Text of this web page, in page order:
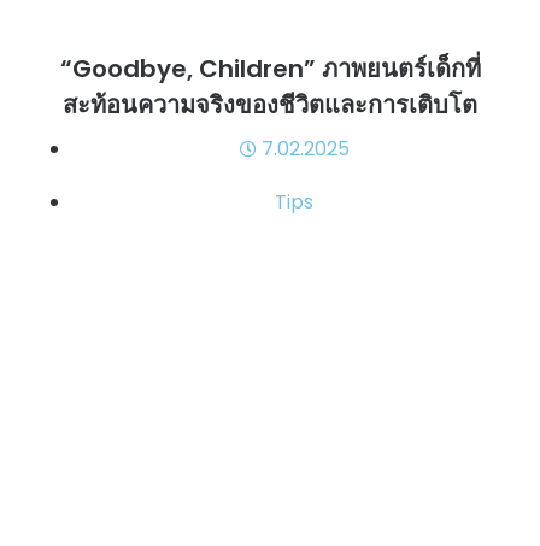
“Goodbye, Children” ภาพยนตร์เด็กที่
สะท้อนความจริงของชีวิตและการเติบโต
7.02.2025
Tips